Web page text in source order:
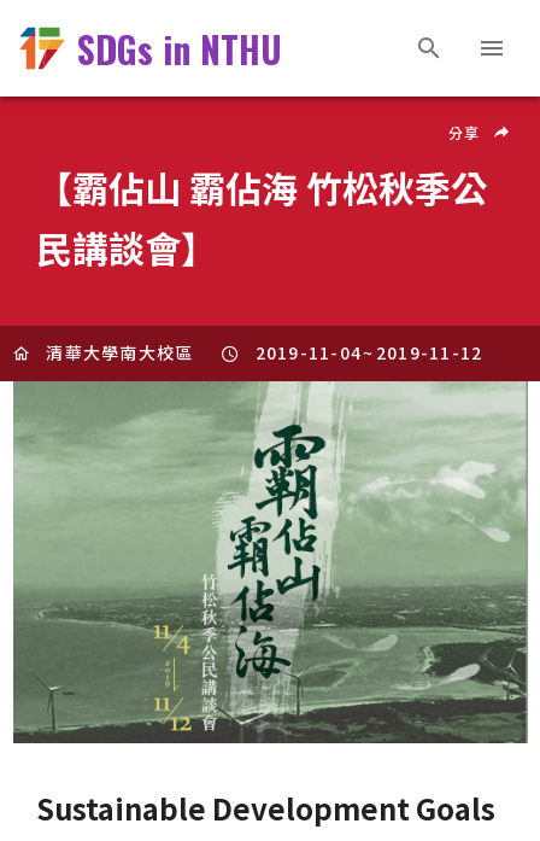
SDGs in NTHU
【霸佔山 霸佔海 竹松秋季公
民講談會】
分享
清華大學南大校區 2019-11-04~ 2019-11-12
Sustainable Development Goals